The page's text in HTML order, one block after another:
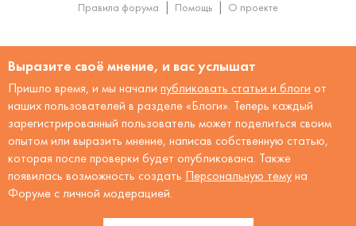
Правила форума Помощь О проекте
Выразите своё мнение, и вас услышат
Пришло время, и мы начали публиковать статьи и блоги от
наших пользователей в разделе «Блоги». Теперь каждый
зарегистрированный пользователь может поделиться своим
опытом или выразить мнение, написав собственную статью,
которая после проверки будет опубликована. Также
появилась возможность создать Персональную тему на
Форуме с личной модерацией.